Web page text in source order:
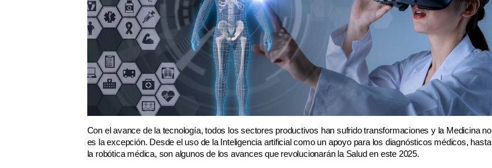
Con el avance de la tecnología, todos los sectores productivos han sufrido transformaciones y la Medicina no
es la excepción. Desde el uso de la Inteligencia artificial como un apoyo para los diagnósticos médicos, hasta
la robótica médica, son algunos de los avances que revolucionarán la Salud en este 2025.